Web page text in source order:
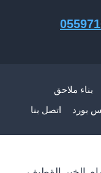
بناء ملاحق
بورد اتصل بنا